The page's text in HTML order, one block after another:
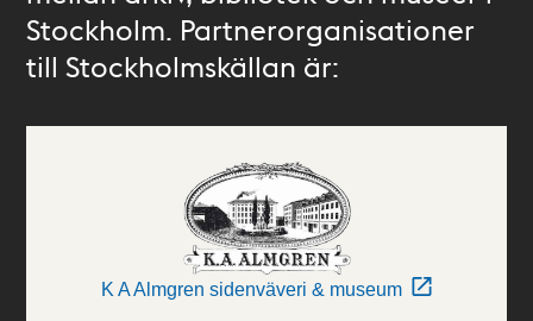
Stockholm. Partnerorganisationer
till Stockholmskällan är:
K A Almgren sidenväveri & museum